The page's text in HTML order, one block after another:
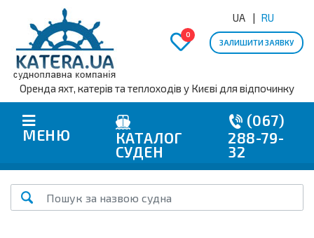
0
UA RU
ЗАЛИШИТИ ЗАЯВКУ
Оренда яхт, катерів та теплоходів у Києві для відпочинку
МЕНЮ
КАТАЛОГ
СУДЕН
(067)
288-79-
32